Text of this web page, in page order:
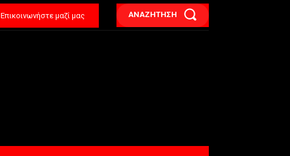
Επικοινωνήστε μαζί μας ΑΝΑΖΗΤΗΣΗ